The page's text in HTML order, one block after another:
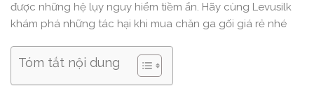
được những hệ lụy nguy hiểm tiềm ẩn. Hãy cùng Levusilk
khám phá những tác hại khi mua chăn ga gối giá rẻ nhé
Tóm tắt nội dung